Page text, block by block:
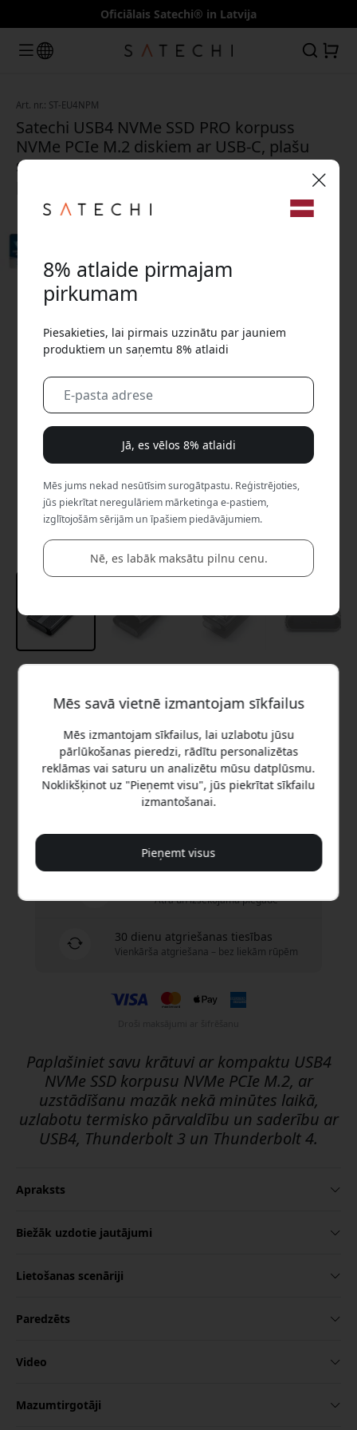
Oficiālais Satechi® in Latvija
Art. nr.: ST-EU4NPM
Satechi USB4 NVMe SSD PRO korpuss
NVMe PCIe M.2 diskiem ar USB-C, plašu
saderību un termisko vadību - Kosmosa
129.99 EUR
Nopirkt tagad
Ir noliktavā — gatavs sūtīšanai
Piegāde 9.99 EUR uz Latvija
Nav slēptu maksu
Ātra un izsekojama piegāde
30 dienu atgriešanas tiesības
Vienkārša atgriešana – bez liekām rūpēm
Paplašiniet savu krātuvi ar kompaktu USB4
NVMe SSD korpusu NVMe PCIe M.2, ar
uzstādīšanu mazāk nekā minūtes laikā,
uzlabotu termisko pārvaldību un saderību ar
USB4, Thunderbolt 3 un Thunderbolt 4.
Apraksts
Biežāk uzdotie jautājumi
Lietošanas scenāriji
Paredzēts
Video
Mazumtirgotāji
Mēs savā vietnē izmantojam sīkfailus
Mēs izmantojam sīkfailus, lai uzlabotu jūsu
pārlūkošanas pieredzi, rādītu personalizētas
reklāmas vai saturu un analizētu mūsu datplūsmu.
Noklikšķinot uz "Pieņemt visu", jūs piekrītat sīkfailu
izmantošanai.
Pieņemt visus
8% atlaide pirmajam
pirkumam
Piesakieties, lai pirmais uzzinātu par jauniem
produktiem un saņemtu 8% atlaidi
Jā, es vēlos 8% atlaidi
Mēs jums nekad nesūtīsim surogātpastu. Reģistrējoties,
jūs piekrītat neregulāriem mārketinga e-pastiem,
izglītojošām sērijām un īpašiem piedāvājumiem.
Nē, es labāk maksātu pilnu cenu.
🎉 Jūsu atlaižu kods:
Izmantojiet šo kodu, veicot pasūtījumu, lai
saņemtu 8% atlaidi.